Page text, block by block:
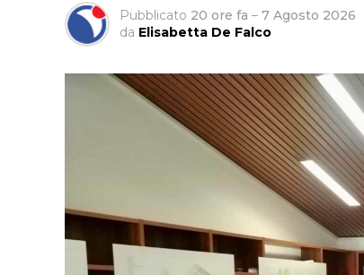
Pubblicato 20 ore fa – 7 Agosto 2026
da Elisabetta De Falco